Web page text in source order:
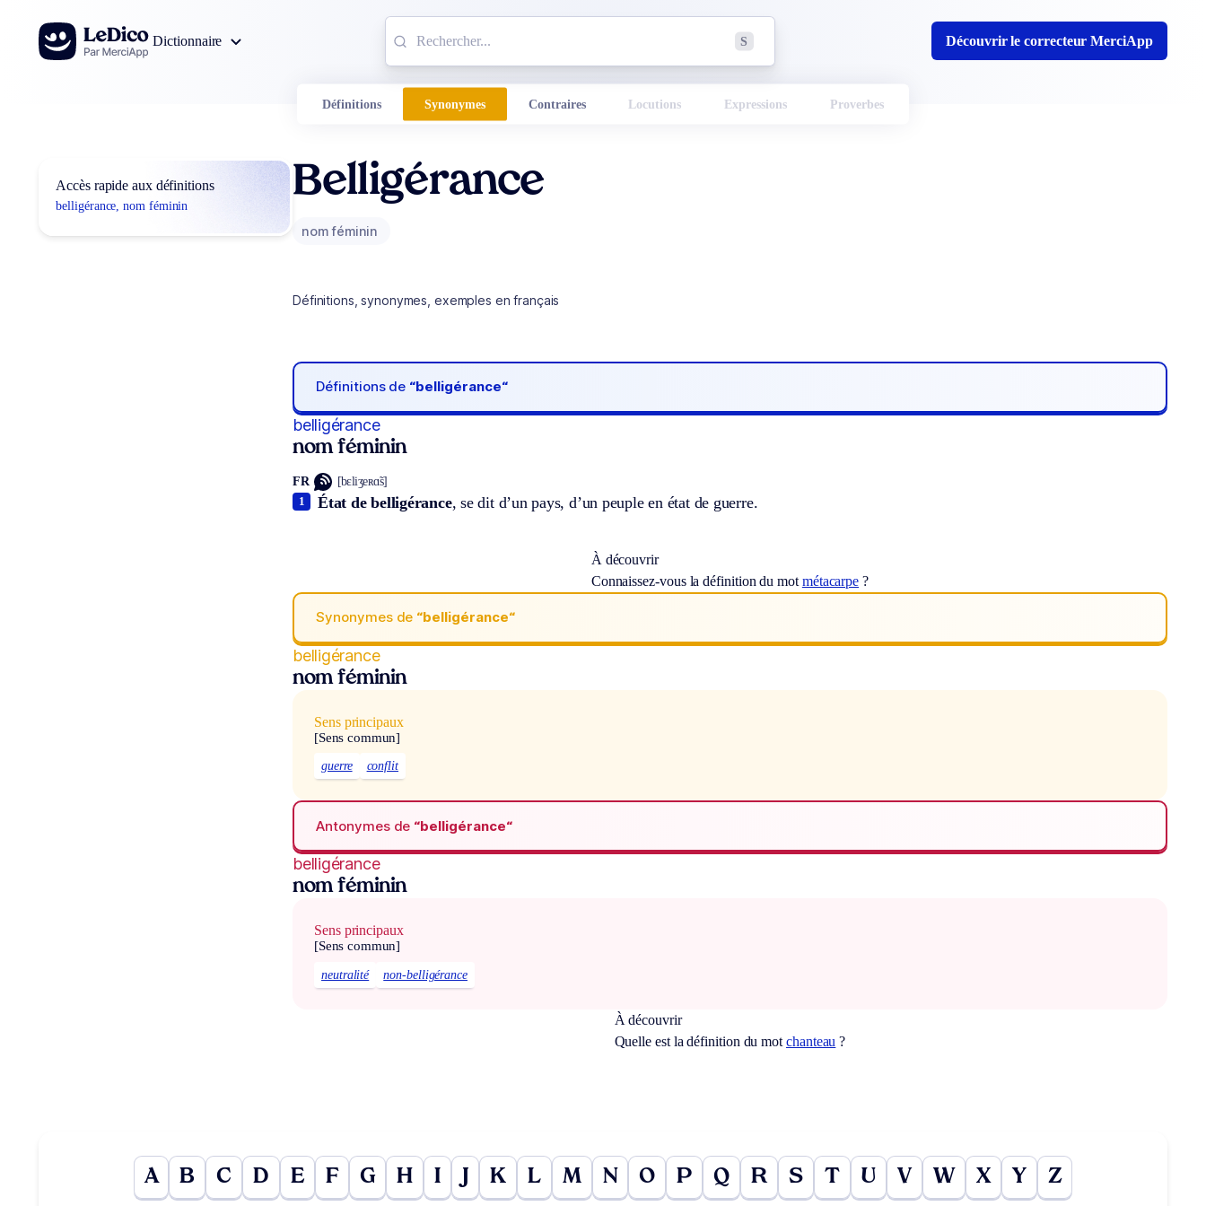
Aller au contenu
Dictionnaire
S Découvrir le correcteur MerciApp
Définitions Synonymes Contraires Locutions Expressions Proverbes
Accès rapide aux définitions
belligérance, nom féminin
Belligérance
nom féminin
Définitions, synonymes, exemples en français
Définitions de “belligérance“
belligérance
nom féminin
FR [bɛliʒeʀɑ̃s]
État de belligérance, se dit d’un pays, d’un peuple en état de guerre.
1
À découvrir
Connaissez-vous la définition du mot métacarpe ?
Synonymes de “belligérance“
belligérance
nom féminin
Sens principaux
[Sens commun]
guerre conflit
Antonymes de “belligérance“
belligérance
nom féminin
Sens principaux
[Sens commun]
neutralité non-belligérance
À découvrir
Quelle est la définition du mot chanteau ?
A B C D E F G H I J K L M N O P Q R S T U V W X Y Z